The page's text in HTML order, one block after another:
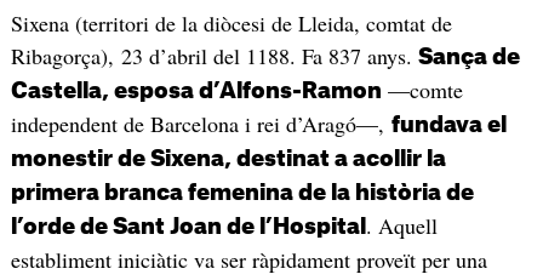
Sixena (territori de la diòcesi de Lleida, comtat de
Ribagorça), 23 d’abril del 1188. Fa 837 anys. Sança de
Castella, esposa d’Alfons-Ramon —comte
independent de Barcelona i rei d’Aragó—, fundava el
monestir de Sixena, destinat a acollir la
primera branca femenina de la història de
l’orde de Sant Joan de l’Hospital . Aquell
establiment iniciàtic va ser ràpidament proveït per una